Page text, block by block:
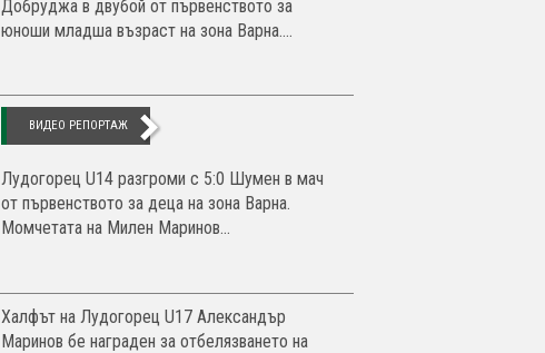
Добруджа в двубой от първенството за
юноши младша възраст на зона Варна....
ВИДЕО РЕПОРТАЖ
Лудогорец U14 разгроми с 5:0 Шумен в мач
от първенството за деца на зона Варна.
Момчетата на Милен Маринов...
Халфът на Лудогорец U17 Александър
Маринов бе награден за отбелязването на